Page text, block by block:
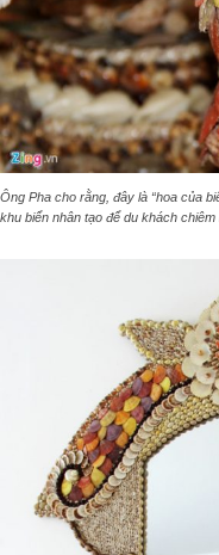
Ông Pha cho rằng, đây là “hoa của
khu biển nhân tạo để du khách chiêm